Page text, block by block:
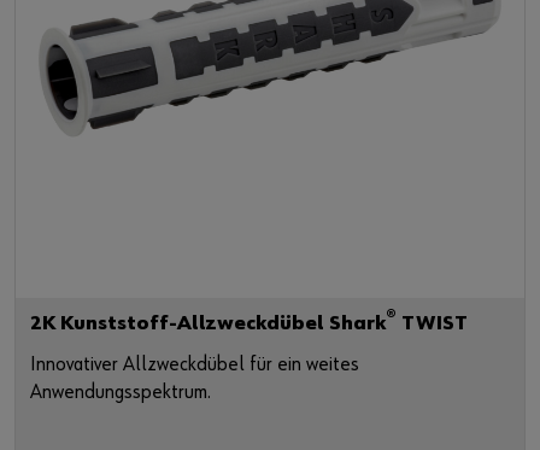
2K Kunststoff-Allzweckdübel Shark® TWIST
Innovativer Allzweckdübel für ein weites
Anwendungsspektrum.